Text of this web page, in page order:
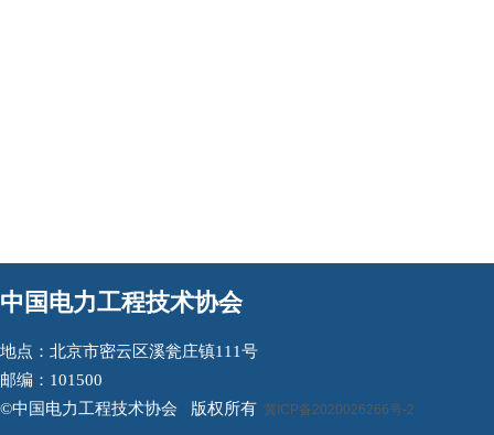
中国电力工程技术协会
地点：北京市密云区溪瓮庄镇111号
邮编：101500
©中国电力工程技术协会 版权所有 冀ICP备2020026266号-2